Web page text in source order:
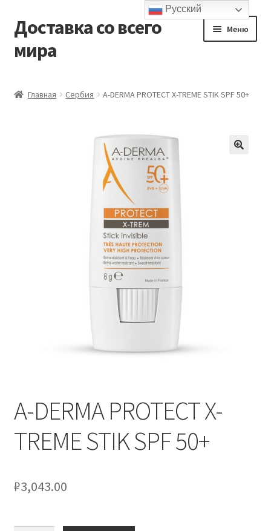
Перейти
к
навигации
Перейти
к
содержимому
Доставка со всего
мира
Меню
Подтверждение заказа
Главная Сербия A-DERMA PROTECT X-TREME STIK SPF 50+
A-DERMA PROTECT X-
TREME STIK SPF 50+
₽3,043.00
Русский